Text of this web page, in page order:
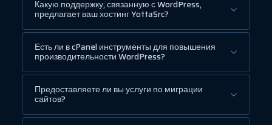
Какую поддержку, связанную с WordPress,
предлагает ваш хостинг YottaSrc?
Есть ли в cPanel инструменты для повышения
производительности WordPress?
Предоставляете ли вы услуги по миграции
сайтов?